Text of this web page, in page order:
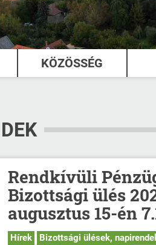
KÖZÖSSÉG
Rendkívüli
Bizottsági ülés
augusztus 15-én
Hírek
Bizottsági ülések,